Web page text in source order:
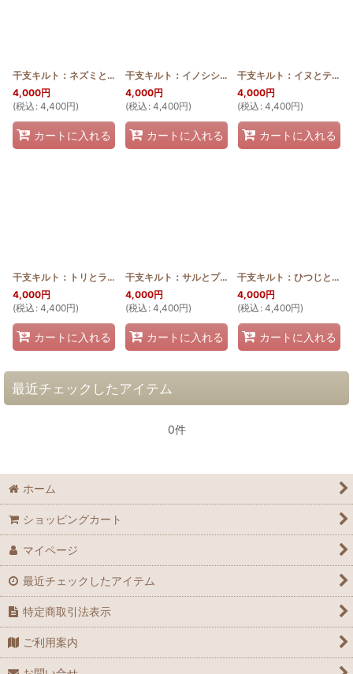
干支キルト：ネズミとエンゼルストランペット ステンドグラスキルトタペストリー30_40
4,000円
(税込 : 4,400円)
カートに入れる
干支キルト：イノシシとモンステラ ステンドグラスキルトタペストリー30_40
4,000円
(税込 : 4,400円)
カートに入れる
干支キルト：イヌとティアレ ステンドグラスキルトタペストリー30_40
4,000円
(税込 : 4,400円)
カートに入れる
干支キルト：トリとラウアエ ステンドグラスキルトタペストリー30_40 [
4,000円
(税込 : 4,400円)
カートに入れる
干支キルト：サルとプルメリア ステンドグラスキルトタペストリー30_40
4,000円
(税込 : 4,400円)
カートに入れる
干支キルト：ひつじとハイビスカス ステンドグラスキルトタペストリー30_40
4,000円
(税込 : 4,400円)
カートに入れる
最近チェックしたアイテム
0件
ホーム
ショッピングカート
マイページ
最近チェックしたアイテム
特定商取引法表示
ご利用案内